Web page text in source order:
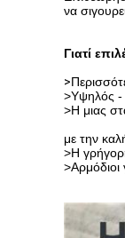
να
Γιατί
>
>Υψηλός -
>Η μιας
με την
>Η
>Αρμόδιοι